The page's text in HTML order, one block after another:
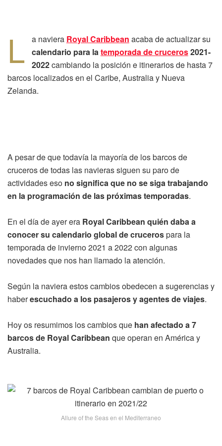
L a naviera Royal Caribbean acaba de actualizar su
calendario para la temporada de cruceros2021-
2022cambiando la posición e itinerarios de hasta 7
barcos localizados en el Caribe, Australia y Nueva
Zelanda.
A pesar de que todavía la mayoría de los barcos de
cruceros de todas las navieras siguen su paro de
actividades eso no significa que no se siga trabajando
en la programación de las próximas temporadas.
En el día de ayer era Royal Caribbean quién daba a
conocer su calendario global de crucerospara la
temporada de invierno 2021 a 2022 con algunas
novedades que nos han llamado la atención.
Según la naviera estos cambios obedecen a sugerencias y
haberescuchado a los pasajeros y agentes de viajes.
Hoy os resumimos los cambios que han afectado a 7
barcos de Royal Caribbean que operan en América y
Australia.
Allure of the Seas en el Mediterraneo